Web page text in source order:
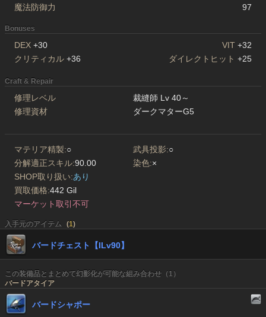
魔法防御力
97
Bonuses
DEX +30 VIT +32
クリティカル +36 ダイレクトヒット +25
Craft & Repair
修理レベル
裁縫師 Lv 40～
修理資材
ダークマターG5
マテリア精製:○ 武具投影:○
分解適正スキル:90.00 染色:×
SHOP取り扱い:あり
買取価格:442 Gil
マーケット取引不可
入手元のアイテム (1)
バードチェスト【ILv90】
この装備品とまとめて幻影化が可能な組み合わせ（1）
バードアタイア
バードシャポー